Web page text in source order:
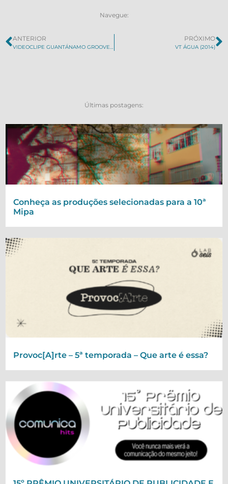
Navegue:
ANTERIOR
VIDEOCLIPE GUANTÁNAMO GROOVE – PSICOSE (2014)
PRÓXIMO
VT ÁGUA (2014)
Últimas postagens:
Conheça as produções selecionadas para a 10ª
Mipa
Provoc[A]rte – 5ª temporada – Que arte é essa?